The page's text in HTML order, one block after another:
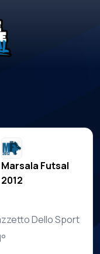
Marsala Futsal
2012
Dello Sport